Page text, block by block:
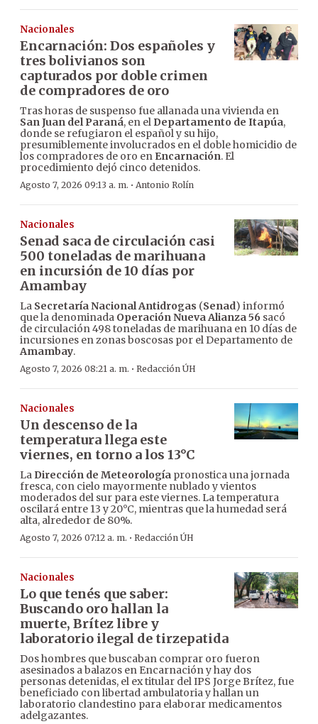
Nacionales
Encarnación: Dos españoles y
tres bolivianos son
capturados por doble crimen
de compradores de oro
Tras horas de suspenso fue allanada una vivienda en
San Juan del Paraná, en el Departamento de Itapúa,
donde se refugiaron el español y su hijo,
presumiblemente involucrados en el doble homicidio de
los compradores de oro en Encarnación. El
procedimiento dejó cinco detenidos.
Agosto 7, 2026 09:13 a. m. · Antonio Rolín
Nacionales
Senad saca de circulación casi
500 toneladas de marihuana
en incursión de 10 días por
Amambay
La Secretaría Nacional Antidrogas (Senad) informó
que la denominada Operación Nueva Alianza 56 sacó
de circulación 498 toneladas de marihuana en 10 días de
incursiones en zonas boscosas por el Departamento de
Amambay.
Agosto 7, 2026 08:21 a. m. · Redacción ÚH
Nacionales
Un descenso de la
temperatura llega este
viernes, en torno a los 13°C
La Dirección de Meteorología pronostica una jornada
fresca, con cielo mayormente nublado y vientos
moderados del sur para este viernes. La temperatura
oscilará entre 13 y 20°C, mientras que la humedad será
alta, alrededor de 80%.
Agosto 7, 2026 07:12 a. m. · Redacción ÚH
Nacionales
Lo que tenés que saber:
Buscando oro hallan la
muerte, Brítez libre y
laboratorio ilegal de tirzepatida
Dos hombres que buscaban comprar oro fueron
asesinados a balazos en Encarnación y hay dos
personas detenidas, el ex titular del IPS Jorge Brítez, fue
beneficiado con libertad ambulatoria y hallan un
laboratorio clandestino para elaborar medicamentos
adelgazantes.